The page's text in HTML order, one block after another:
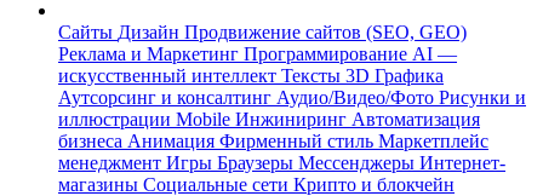
Сайты Дизайн Продвижение сайтов (SEO, GEO)
Реклама и Маркетинг Программирование AI —
искусственный интеллект Тексты 3D Графика
Аутсорсинг и консалтинг Аудио/Видео/Фото Рисунки и
иллюстрации Mobile Инжиниринг Автоматизация
бизнеса Анимация Фирменный стиль Маркетплейс
менеджмент Игры Браузеры Мессенджеры Интернет-
магазины Социальные сети Крипто и блокчейн